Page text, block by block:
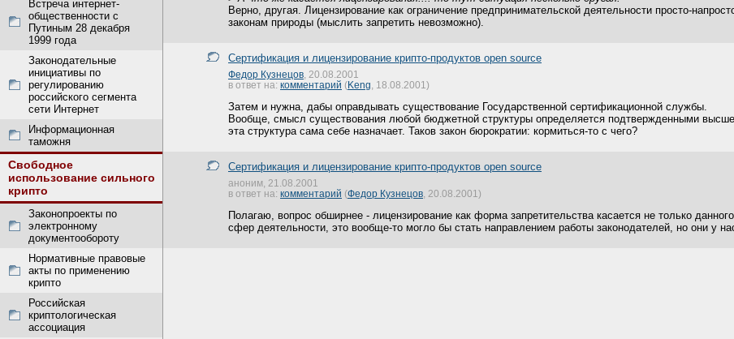
Встреча интернет-
общественности с
Путиным 28 декабря
1999 года
Законодательные
инициативы по
регулированию
российского сегмента
сети Интернет
Информационная
таможня
Свободное
использование сильного
крипто
Законопроекты по
электронному
документообороту
Нормативные правовые
акты по применению
крипто
Российская
криптологическая
ассоциация
Верно, другая. Лицензирование как ограничение предпринимательской деятельности просто-
законам природы (мыслить запретить невозможно).
Сертификация и лицензирование крипто-продуктов open source
Федор Кузнецов , 20.08.2001
в ответ на: комментарий (Keng , 18.08.2001)
Затем и нужна, дабы оправдывать существование Государственной сертификационной службы.
Вообще, смысл существования любой бюджетной структуры определяется подтвержденными
эта структура сама себе назначает. Таков закон бюрократии: кормиться-то с чего?
Сертификация и лицензирование крипто-продуктов open source
аноним, 21.08.2001
в ответ на: комментарий (Федор Кузнецов , 20.08.2001)
Полагаю, вопрос обширнее - лицензирование как форма запретительства касается не только
сфер деятельности, это вообще-то могло бы стать направлением работы законодателей, но они у